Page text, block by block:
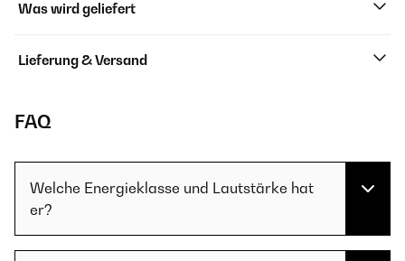
Was wird geliefert
Lieferung & Versand
FAQ
Welche Energieklasse und Lautstärke hat
er?